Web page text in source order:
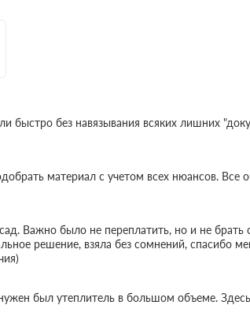
быстро без навязывания всяких лишних
материал с учетом всех нюансов. Все
Важно было не переплатить, но и не брать
решение, взяла без сомнений, спасибо
был утеплитель в большом объеме.